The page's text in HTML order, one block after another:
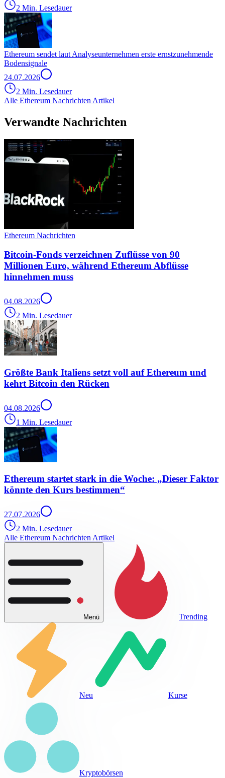
2 Min. Lesedauer
Ethereum sendet laut Analyseunternehmen erste ernstzunehmende
Bodensignale
24.07.2026
2 Min. Lesedauer
Alle Ethereum Nachrichten Artikel
Verwandte Nachrichten
Ethereum Nachrichten
Bitcoin-Fonds verzeichnen Zuflüsse von 90
Millionen Euro, während Ethereum Abflüsse
hinnehmen muss
04.08.2026
2 Min. Lesedauer
Größte Bank Italiens setzt voll auf Ethereum und
kehrt Bitcoin den Rücken
04.08.2026
1 Min. Lesedauer
Ethereum startet stark in die Woche: „Dieser Faktor
könnte den Kurs bestimmen“
27.07.2026
2 Min. Lesedauer
Alle Ethereum Nachrichten Artikel
Menü Trending
Neu Kurse
Kryptobörsen